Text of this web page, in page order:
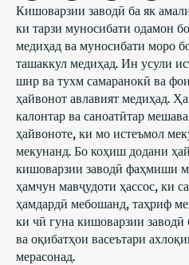
Кишоварзии заводӣ ба як
ки тарзи муносибати одамон
медиҳад ва муносибати моро
ташаккул медиҳад. Ин усули
шир ва тухм самаранокӣ ва
ҳайвонот авлавият медиҳад.
калонтар ва саноатӣтар
ҳайвоноте, ки мо истеъмол
мекунанд. Бо коҳиш додани
кишоварзии заводӣ фаҳмиши
ҳамчун мавҷудоти ҳассос, ки
ҳамдардӣ мебошанд, таҳриф
ки чӣ гуна кишоварзии
ва оқибатҳои васеътари
мерасонад.